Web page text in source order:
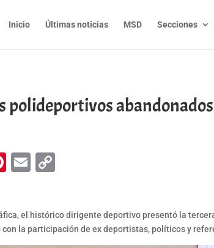
Inicio Últimas noticias MSD Secciones
polideportivos
Pinterest
Email
el histórico dirigente deportivo presentó la
con la participación de ex deportistas, políticos y